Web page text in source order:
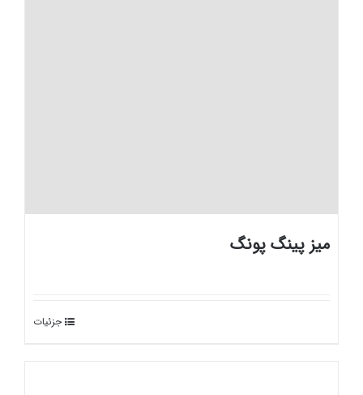
میز پینگ پونگ
جزئیات